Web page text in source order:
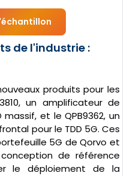
de l'industrie :
produits pour les
un amplificateur de
massif, et le QPB9362, un
pour le TDD 5G. Ces
5G de Qorvo et
de référence
le déploiement de la